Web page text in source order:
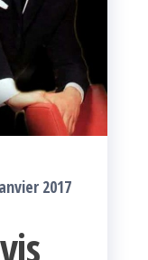
2017